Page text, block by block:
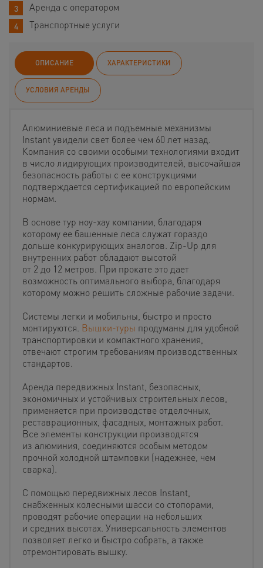
Аренда с оператором
Транспортные услуги
ОПИСАНИЕ ХАРАКТЕРИСТИКИ
УСЛОВИЯ АРЕНДЫ
Алюминиевые леса и подъемные механизмы
Instant увидели свет более чем 60 лет назад.
Компания со своими особыми технологиями входит
в число лидирующих производителей, высочайшая
безопасность работы с ее конструкциями
подтверждается сертификацией по европейским
нормам.
В основе тур ноу-хау компании, благодаря
которому ее башенные леса служат гораздо
дольше конкурирующих аналогов. Zip-Up для
внутренних работ обладают высотой
от 2 до 12 метров. При прокате это дает
возможность оптимального выбора, благодаря
которому можно решить сложные рабочие задачи.
Системы легки и мобильны, быстро и просто
монтируются. Вышки-туры продуманы для удобной
транспортировки и компактного хранения,
отвечают строгим требованиям производственных
стандартов.
Аренда передвижных Instant, безопасных,
экономичных и устойчивых строительных лесов,
применяется при производстве отделочных,
реставрационных, фасадных, монтажных работ.
Все элементы конструкции производятся
из алюминия, соединяются особым методом
прочной холодной штамповки (надежнее, чем
сварка).
С помощью передвижных лесов Instant,
снабженных колесными шасси со стопорами,
проводят рабочие операции на небольших
и средних высотах. Универсальность элементов
позволяет легко и быстро собрать, а также
отремонтировать вышку.